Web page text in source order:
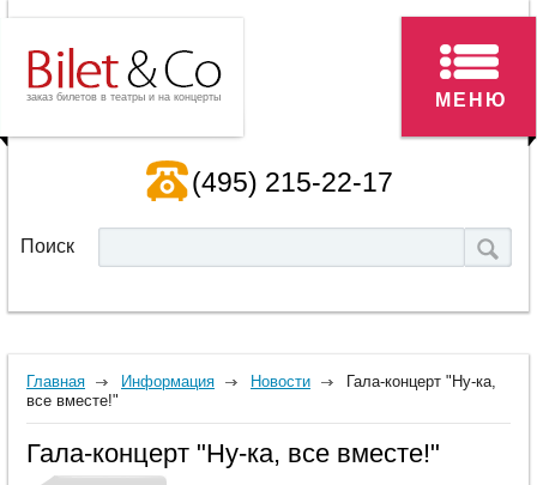
заказ билетов в театры и на концерты
(495) 215-22-17
Поиск
МЕНЮ
Главная Информация Новости
Гала-концерт "Ну-ка,
все вместе!"
Гала-концерт "Ну-ка, все вместе!"